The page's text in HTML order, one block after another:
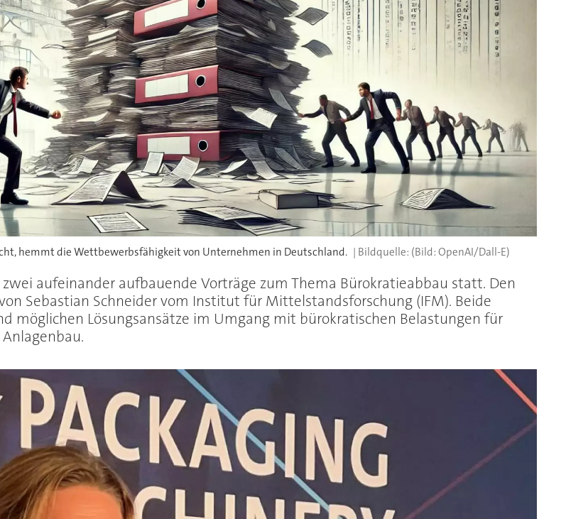
hemmt die Wettbewerbsfähigkeit von Unternehmen in Deutschland. (Bild: OpenAI/Dall-E)
aufeinander aufbauende Vorträge zum Thema Bürokratieabbau statt. Den
Sebastian Schneider vom Institut für Mittelstandsforschung (IFM). Beide
möglichen Lösungsansätze im Umgang mit bürokratischen Belastungen für